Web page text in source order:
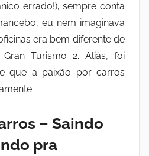
errado!), sempre conta
eu nem imaginava
era bem diferente de
Turismo 2. Aliàs, foi
que a paixão por carros
– Saindo
pra